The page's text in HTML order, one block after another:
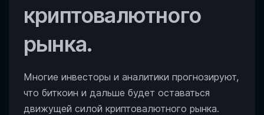
криптовалютного
рынка.
Многие инвесторы и аналитики прогнозируют,
что биткоин и дальше будет оставаться
движущей силой криптовалютного рынка.